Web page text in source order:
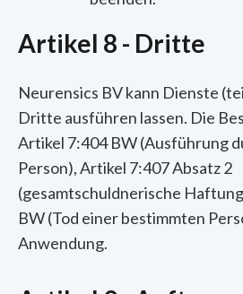
Artikel 8 - Dritte
Neurensics BV kann Dienste
Dritte ausführen lassen. Die
Artikel 7:404 BW (Ausführung
Person), Artikel 7:407 Absatz 2
(gesamtschuldnerische
BW (Tod einer bestimmten
Anwendung.